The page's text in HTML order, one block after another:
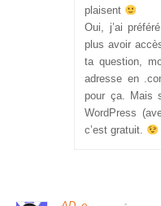
plaisent
Oui, j’ai
plus avoir
ta question,
adresse en
pour ça. Mais
WordPress
c’est gratuit.